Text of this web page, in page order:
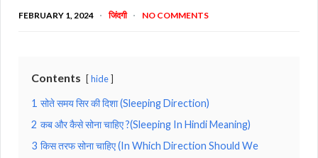
FEBRUARY 1, 2024 जिंदगी NO COMMENTS
Contents hide
1 सोते समय सिर की दिशा (Sleeping Direction)
2 कब और कैसे सोना चाहिए ?(Sleeping In Hindi Meaning)
3 किस तरफ सोना चाहिए (In Which Direction Should We